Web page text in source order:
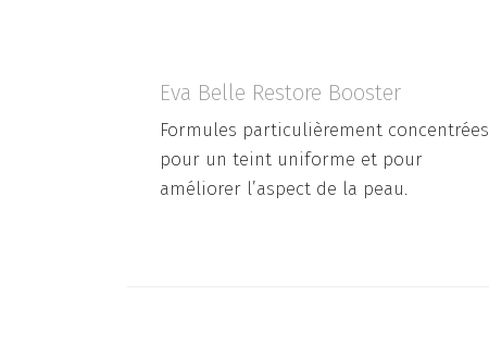
Eva Belle Restore Booster
Formules particulièrement concentrées
pour un teint uniforme et pour
améliorer l’aspect de la peau.